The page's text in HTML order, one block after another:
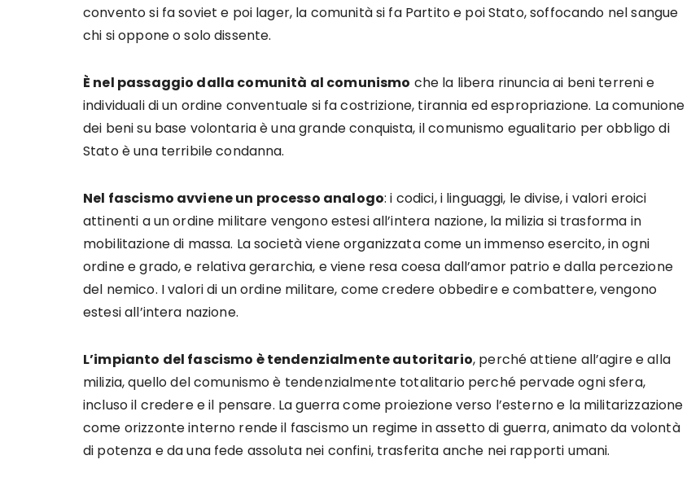
convento si fa soviet e poi lager, la comunità si fa Partito e poi Stato, soffocando nel sangue
chi si oppone o solo dissente.
È nel passaggio dalla comunità al comunismo che la libera rinuncia ai beni terreni e
individuali di un ordine conventuale si fa costrizione, tirannia ed espropriazione. La comunione
dei beni su base volontaria è una grande conquista, il comunismo egualitario per obbligo di
Stato è una terribile condanna.
Nel fascismo avviene un processo analogo: i codici, i linguaggi, le divise, i valori eroici
attinenti a un ordine militare vengono estesi all’intera nazione, la milizia si trasforma in
mobilitazione di massa. La società viene organizzata come un immenso esercito, in ogni
ordine e grado, e relativa gerarchia, e viene resa coesa dall’amor patrio e dalla percezione
del nemico. I valori di un ordine militare, come credere obbedire e combattere, vengono
estesi all’intera nazione.
L’impianto del fascismo è tendenzialmente autoritario, perché attiene all’agire e alla
milizia, quello del comunismo è tendenzialmente totalitario perché pervade ogni sfera,
incluso il credere e il pensare. La guerra come proiezione verso l’esterno e la militarizzazione
come orizzonte interno rende il fascismo un regime in assetto di guerra, animato da volontà
di potenza e da una fede assoluta nei confini, trasferita anche nei rapporti umani.